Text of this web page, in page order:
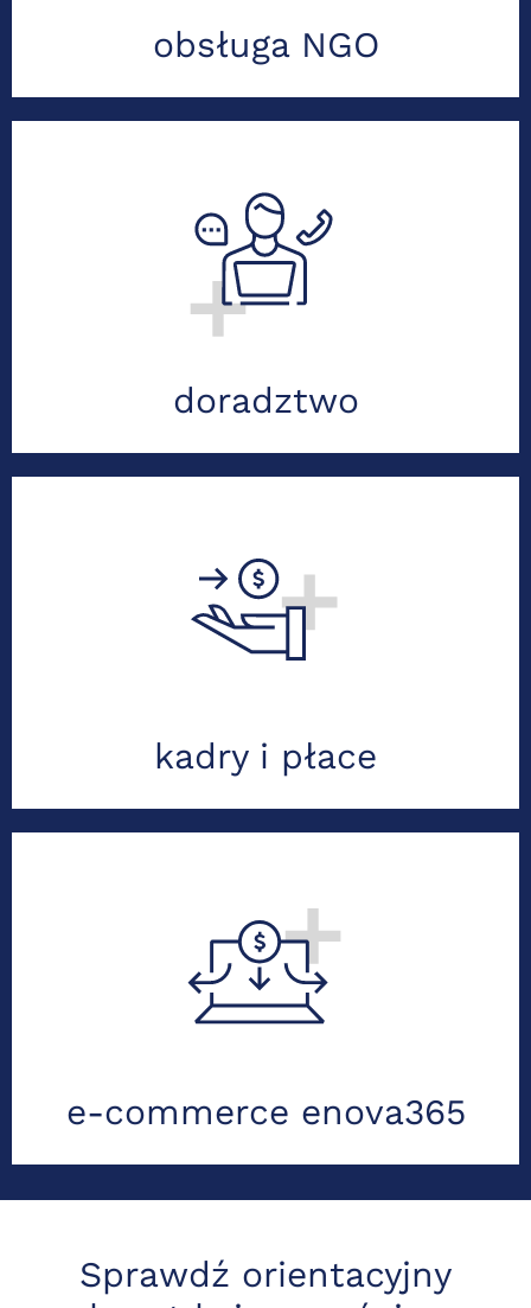
obsługa NGO
doradztwo
Podatki, prawo, finanse. Optymalizacje i
bezpieczeństwo. Mądre decyzje
dla Twojej firmy.
kadry i płace
HR 360°. Umowy, listy płac, ZUS.
Obsługa kontroli, doradztwo. Terminowo
i bez stresu.
e-commerce enova365
Automatyzacja faktur, banków i
magazynu. Integracje enova365.
Oszczędność dziesiątek godzin.
Sprawdź orientacyjny